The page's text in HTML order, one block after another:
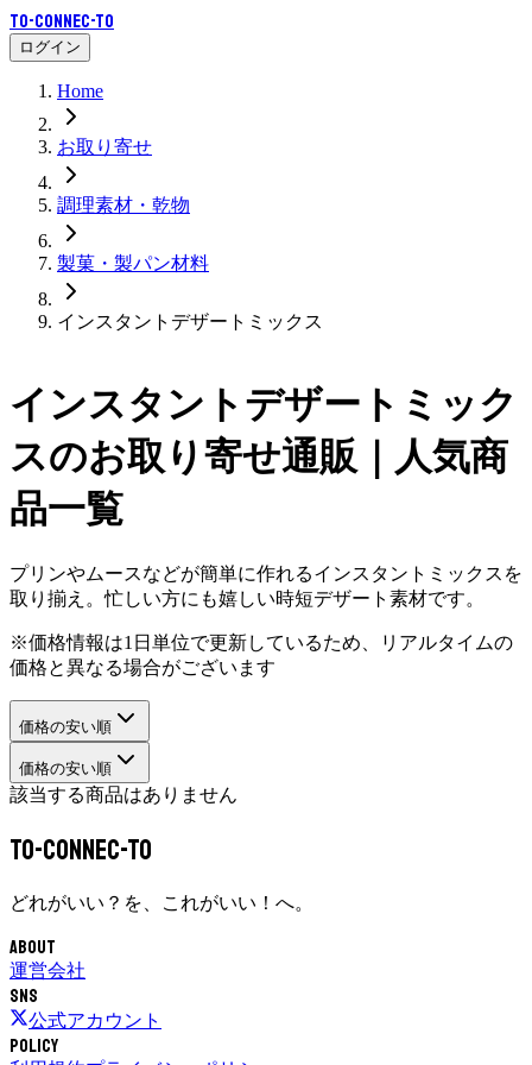
To-Connec-TO
ログイン
Home
お取り寄せ
調理素材・乾物
製菓・製パン材料
インスタントデザートミックス
インスタントデザートミック
スのお取り寄せ通販｜人気商
品一覧
プリンやムースなどが簡単に作れるインスタントミックスを
取り揃え。忙しい方にも嬉しい時短デザート素材です。
※価格情報は1日単位で更新しているため、リアルタイムの
価格と異なる場合がございます
価格の安い順
価格の安い順
該当する商品はありません
To-Connec-TO
どれがいい？を、これがいい！へ。
About
運営会社
SNS
公式アカウント
Policy